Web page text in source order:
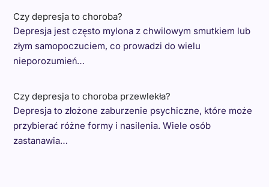
Czy depresja to choroba?
Depresja jest często mylona z chwilowym smutkiem lub
złym samopoczuciem, co prowadzi do wielu
nieporozumień…
Czy depresja to choroba przewlekła?
Depresja to złożone zaburzenie psychiczne, które może
przybierać różne formy i nasilenia. Wiele osób
zastanawia…